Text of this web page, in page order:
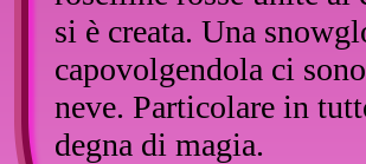
si è creata. Una
capovolgendola ci
neve. Particolare in
degna di magia.